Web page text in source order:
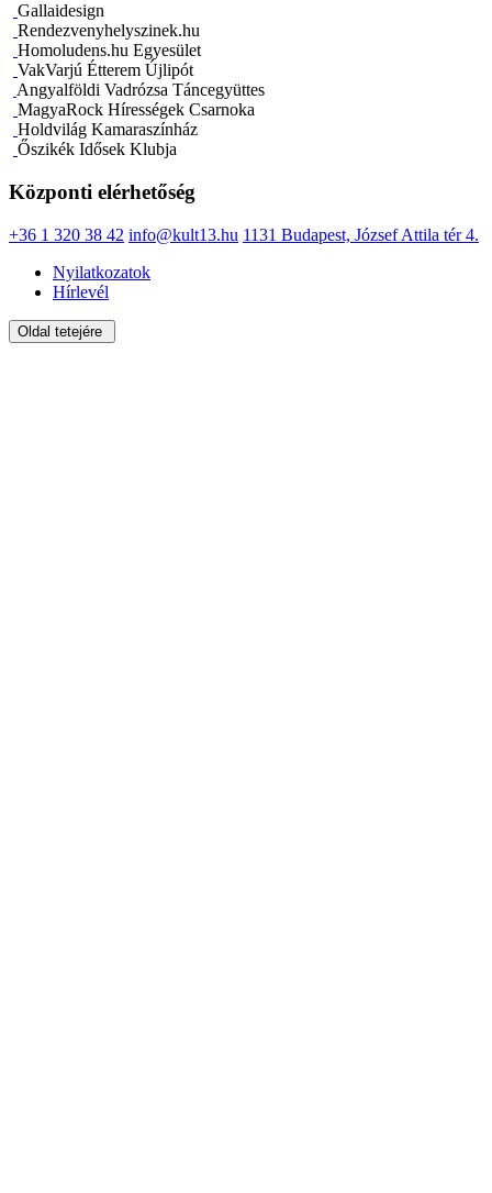
Gallaidesign
Rendezvenyhelyszinek.hu
Homoludens.hu Egyesület
VakVarjú Étterem Újlipót
Angyalföldi Vadrózsa Táncegyüttes
MagyaRock Hírességek Csarnoka
Holdvilág Kamaraszínház
Őszikék Idősek Klubja
Központi elérhetőség
+36 1 320 38 42 info@kult13.hu 1131 Budapest, József Attila tér 4.
Nyilatkozatok
Hírlevél
Oldal tetejére